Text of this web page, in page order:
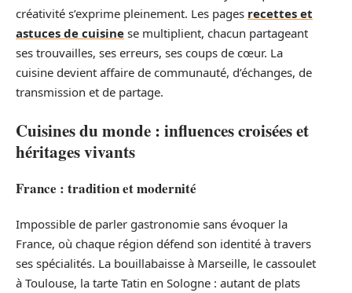
créativité s’exprime pleinement. Les pages recettes et
astuces de cuisine se multiplient, chacun partageant
ses trouvailles, ses erreurs, ses coups de cœur. La
cuisine devient affaire de communauté, d’échanges, de
transmission et de partage.
Cuisines du monde : influences croisées et
héritages vivants
France : tradition et modernité
Impossible de parler gastronomie sans évoquer la
France, où chaque région défend son identité à travers
ses spécialités. La bouillabaisse à Marseille, le cassoulet
à Toulouse, la tarte Tatin en Sologne : autant de plats